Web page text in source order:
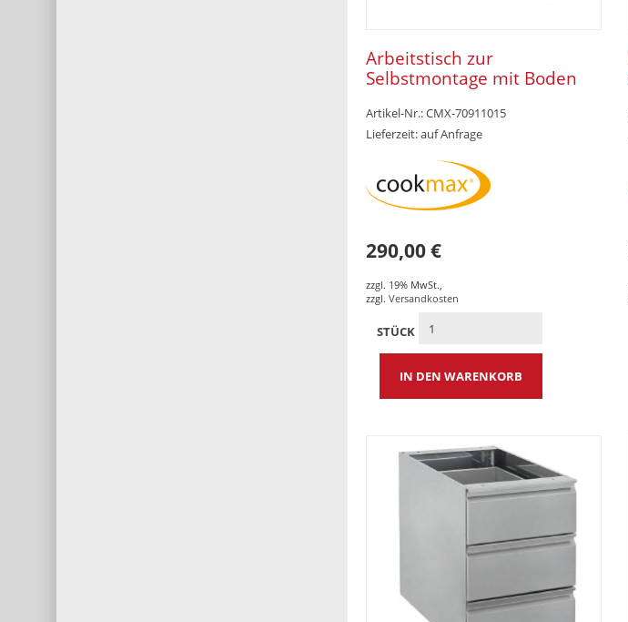
Arbeitstisch zur
Selbstmontage mit Boden
600 x 850 mm
Artikel-Nr.: CMX-70911015
Lieferzeit: auf Anfrage
290,00 €
zzgl. 19% MwSt.,
zzgl. Versandkosten
STÜCK
IN DEN WARENKORB